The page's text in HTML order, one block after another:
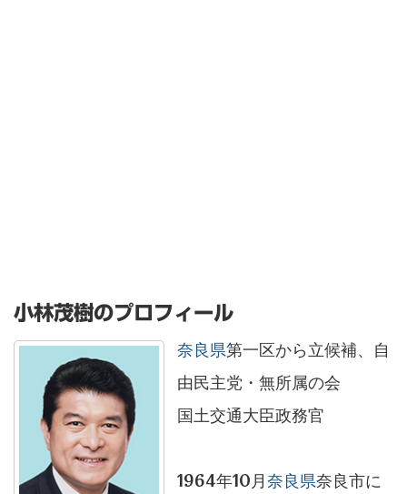
小林茂樹のプロフィール
奈良県第一区から立候補、自
由民主党・無所属の会
国土交通大臣政務官
1964年10月奈良県奈良市に